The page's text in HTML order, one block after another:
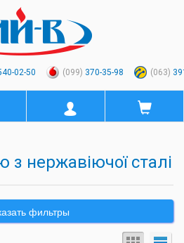
02-50 (099) 370-35-98 (063)
фильтры
нержавіючої сталі